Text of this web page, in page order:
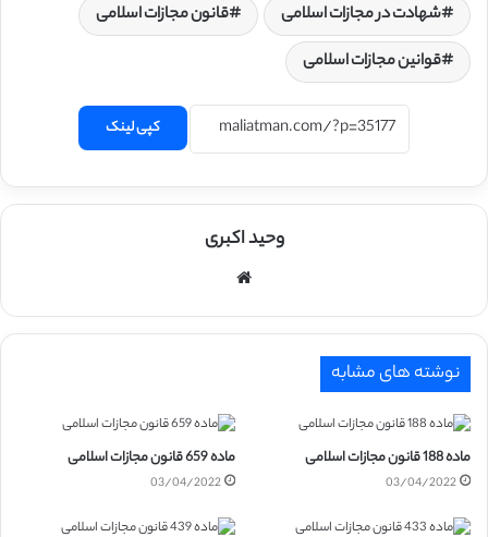
شهادت در مجازات اسلامی
قانون مجازات اسلامی
قوانین مجازات اسلامی
کپی لینک
وحید اکبری
نوشته های مشابه
ماده 188 قانون مجازات اسلامی
03/04/2022
ماده 659 قانون مجازات اسلامی
03/04/2022